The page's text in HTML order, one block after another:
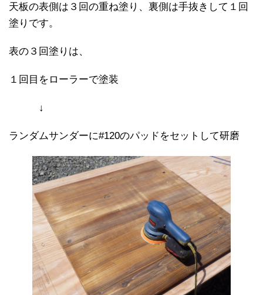
天板の表側は３回の重ね塗り、裏側は手抜きして１回
塗りです。
表の３回塗りは、
１回目をローラーで塗装
↓
ランダムサンダーに#120のパッドをセットして研磨